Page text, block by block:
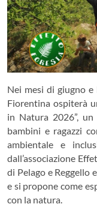
Nei mesi di giugno
Fiorentina ospiterà
in Natura 2026”,
bambini e ragazzi
ambientale e
dall’associazione
di Pelago e Reggello
e si propone come
con la natura.